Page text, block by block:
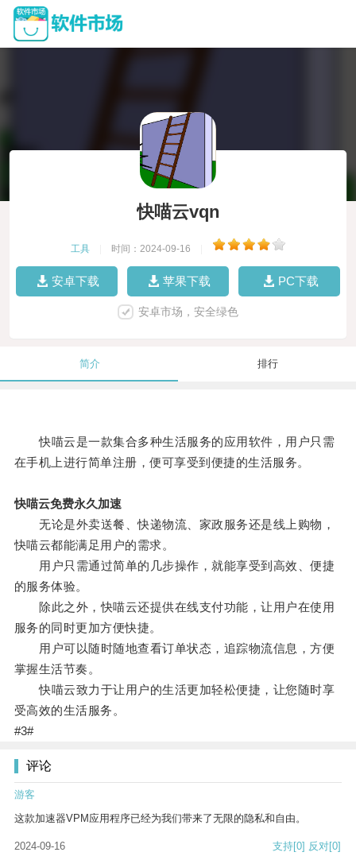
快喵云vqn
工具 时间：2024-09-16
安卓下载 苹果下载 PC下载
安卓市场，安全绿色
简介 排行
快喵云是一款集合多种生活服务的应用软件，用户只需
在手机上进行简单注册，便可享受到便捷的生活服务。
快喵云免费永久加速
无论是外卖送餐、快递物流、家政服务还是线上购物，
快喵云都能满足用户的需求。
用户只需通过简单的几步操作，就能享受到高效、便捷
的服务体验。
除此之外，快喵云还提供在线支付功能，让用户在使用
服务的同时更加方便快捷。
用户可以随时随地查看订单状态，追踪物流信息，方便
掌握生活节奏。
快喵云致力于让用户的生活更加轻松便捷，让您随时享
受高效的生活服务。
#3#
评论
游客
这款加速器VPM应用程序已经为我们带来了无限的隐私和自由。
2024-09-16 支持[0] 反对[0]